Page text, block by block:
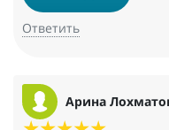
Ответить
Арина